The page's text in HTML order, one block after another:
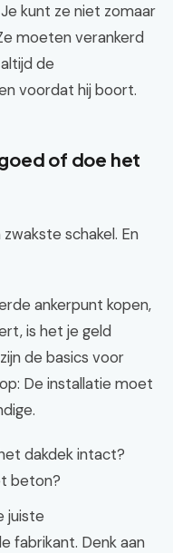
kunt ze niet zomaar
moeten verankerd
de
voordat hij boort.
of doe het
schakel. En
ankerpunt kopen,
is het je geld
de basics voor
De installatie moet
dakdek intact?
beton?
juiste
fabrikant. Denk aan